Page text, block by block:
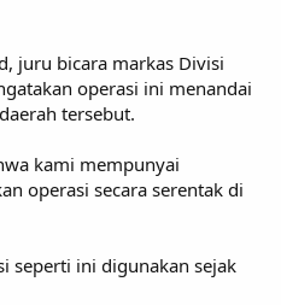
juru bicara markas Divisi
operasi ini menandai
tersebut.
kami mempunyai
operasi secara serentak di
seperti ini digunakan sejak